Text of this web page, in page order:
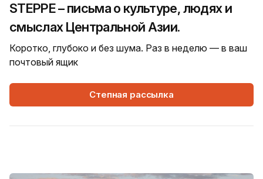
STEPPE – письма о культуре, людях и
смыслах Центральной Азии.
Коротко, глубоко и без шума. Раз в неделю — в ваш
почтовый ящик
Степная рассылка